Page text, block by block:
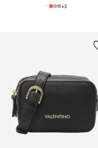
+3